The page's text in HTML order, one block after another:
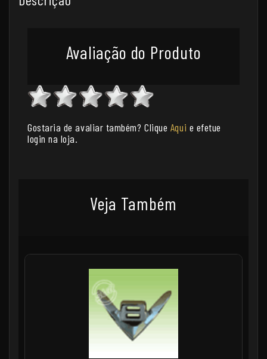
Avaliação do Produto
Gostaria de avaliar também? Clique Aqui e efetue
login na loja.
Veja Também